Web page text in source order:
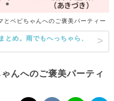
とベビちゃんへのご褒美パーティー
め。雨でもへっちゃら、
んへのご褒美パーティ